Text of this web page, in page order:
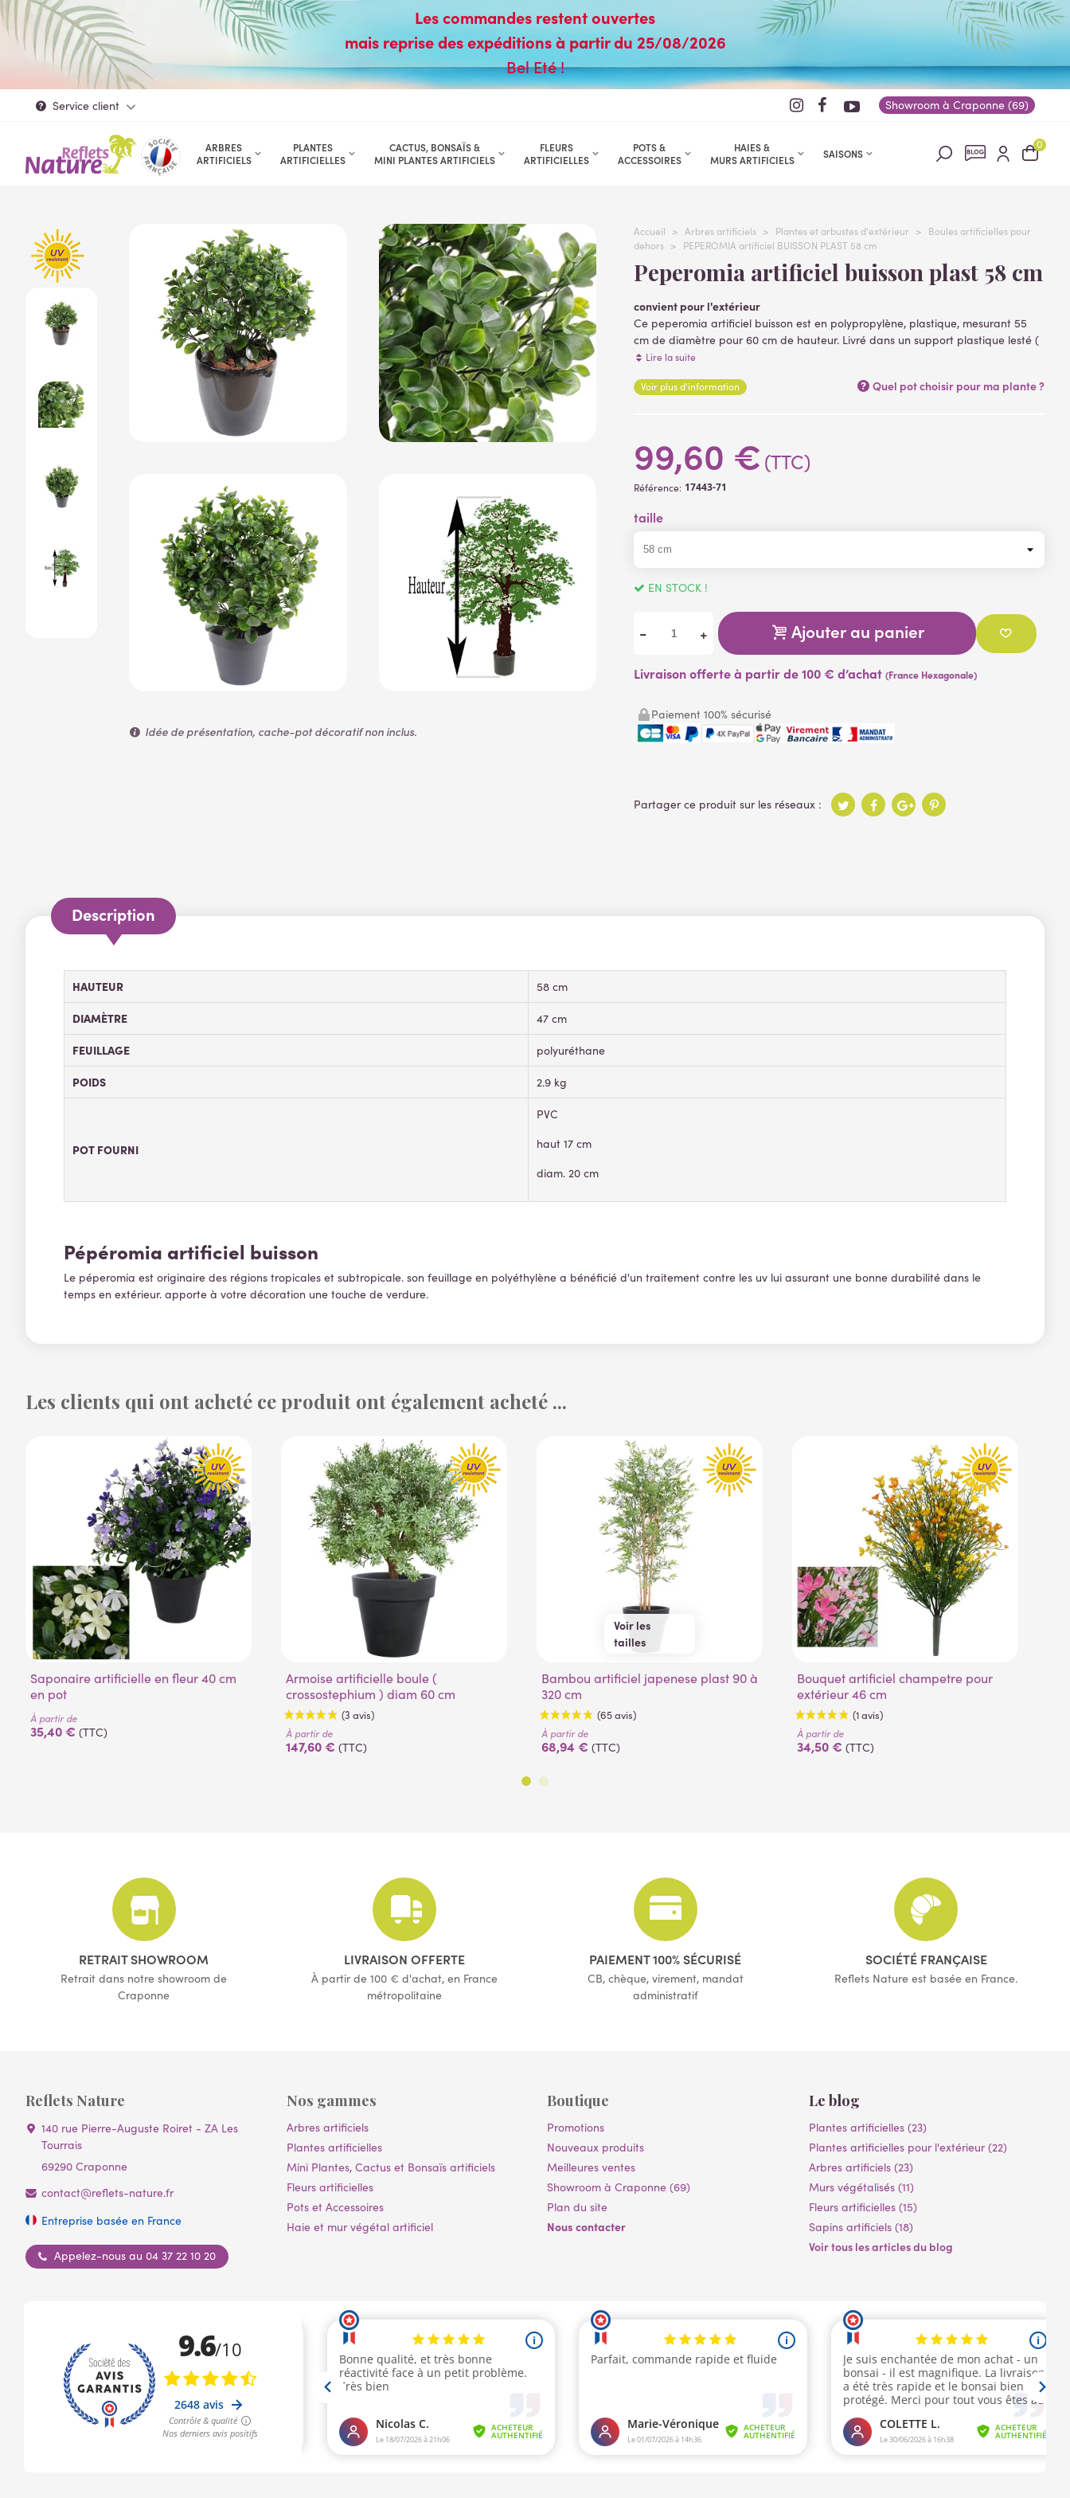
Les commandes restent ouvertes
mais reprise des expéditions à partir du 25/08/2026
Bel Eté !
Service client Showroom à Craponne (69)
ARBRES
ARTIFICIELS
PLANTES
ARTIFICIELLES
CACTUS, BONSAÏS &
MINI PLANTES ARTIFICIELS
FLEURS
ARTIFICIELLES
POTS &
ACCESSOIRES
HAIES &
MURS ARTIFICIELS
SAISONS
0
Idée de présentation, cache-pot décoratif non inclus.
Accueil > Arbres artificiels > Plantes et arbustes d'extérieur >
Boules artificielles pour
dehors > PEPEROMIA artificiel BUISSON PLAST 58 cm
Peperomia artificiel buisson plast 58 cm
convient pour l'extérieur
Ce peperomia artificiel buisson est en polypropylène, plastique, mesurant 55
cm de diamètre pour 60 cm de hauteur. Livré dans un support plastique lesté (
plantes artificielles )
Lire la suite
Voir plus d'information Quel pot choisir pour ma plante ?
99,60 € (TTC)
Référence: 17443-71
taille
EN STOCK !
- + Ajouter au panier
Livraison offerte à partir de 100 € d’achat(France Hexagonale)
Paiement 100% sécurisé
Description
HAUTEUR 58 cm
DIAMÈTRE 47 cm
FEUILLAGE polyuréthane
POIDS 2.9 kg
POT FOURNI
PVC
haut 17 cm
diam. 20 cm
Pépéromia artificiel buisson
Le péperomia est originaire des régions tropicales et subtropicale. son feuillage en polyéthylène a bénéficié d'un traitement contre les uv lui assurant une bonne durabilité dans le
temps en extérieur. apporte à votre décoration une touche de verdure.
Les clients qui ont acheté ce produit ont également acheté ...
Saponaire artificielle en fleur 40 cm
en pot
À partir de
35,40 € (TTC)
Armoise artificielle boule (
crossostephium ) diam 60 cm
À partir de
147,60 € (TTC)
Voir les
tailles
120 cm210 cm
280 cm
Bambou artificiel japenese plast 90 à
320 cm
À partir de
68,94 € (TTC)
Bouquet artificiel champetre pour
extérieur 46 cm
À partir de
34,50 € (TTC)
RETRAIT SHOWROOM
Retrait dans notre showroom de
Craponne
LIVRAISON OFFERTE
À partir de 100 € d'achat, en France
métropolitaine
PAIEMENT 100% SÉCURISÉ
CB, chèque, virement, mandat
administratif
SOCIÉTÉ FRANÇAISE
Reflets Nature est basée en France.
Reflets Nature
140 rue Pierre-Auguste Roiret - ZA Les
Tourrais
69290 Craponne
contact@reflets-nature.fr
Entreprise basée en France
Appelez-nous au 04 37 22 10 20
Nos gammes
Arbres artificiels
Plantes artificielles
Mini Plantes, Cactus et Bonsaïs artificiels
Fleurs artificielles
Pots et Accessoires
Haie et mur végétal artificiel
Boutique
Promotions
Nouveaux produits
Meilleures ventes
Showroom à Craponne (69)
Plan du site
Nous contacter
Le blog
Plantes artificielles (23)
Plantes artificielles pour l'extérieur (22)
Arbres artificiels (23)
Murs végétalisés (11)
Fleurs artificielles (15)
Sapins artificiels (18)
Voir tous les articles du blog